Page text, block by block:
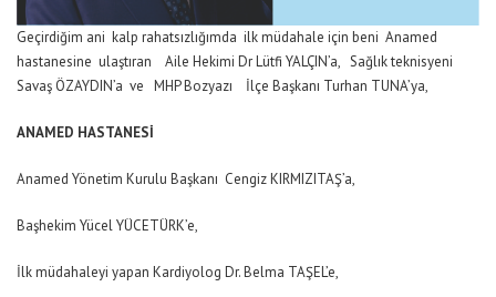
Geçirdiğim ani kalp rahatsızlığımda ilk müdahale için beni Anamed
hastanesine ulaştıran Aile Hekimi Dr Lütfi YALÇIN’a, Sağlık teknisyeni
Savaş ÖZAYDIN’a ve MHP Bozyazı İlçe Başkanı Turhan TUNA’ya,
ANAMED HASTANESİ
Anamed Yönetim Kurulu Başkanı Cengiz KIRMIZITAŞ’a,
Başhekim Yücel YÜCETÜRK’e,
İlk müdahaleyi yapan Kardiyolog Dr. Belma TAŞEL’e,